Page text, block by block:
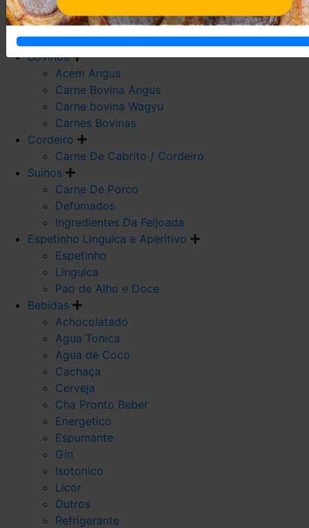
Carne De Frango
Carne De Galeto
Codorna
Bovinos
Acem Angus
Carne Bovina Angus
Carne bovina Wagyu
Carnes Bovinas
Cordeiro
Carne De Cabrito / Cordeiro
Suínos
Carne De Porco
Defumados
Ingredientes Da Feijoada
Espetinho Linguica e Aperitivo
Espetinho
Linguica
Pao de Alho e Doce
Bebidas
Achocolatado
Agua Tonica
Agua de Coco
Cachaça
Cerveja
Cha Pronto Beber
Energetico
Espumante
Gin
Isotonico
Licor
Outros
Refrigerante